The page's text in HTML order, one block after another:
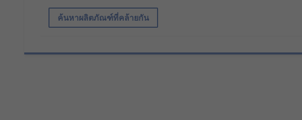
ค้นหาผลิตภัณฑ์ที่คล้ายกัน